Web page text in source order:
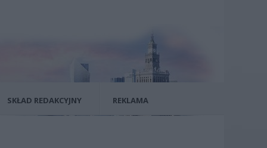
SKŁAD REDAKCYJNY REKLAMA